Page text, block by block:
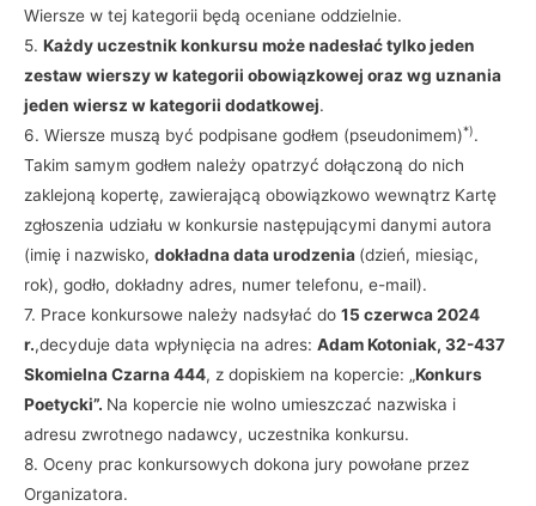
Wiersze w tej kategorii będą oceniane oddzielnie.
5. Każdy uczestnik konkursu może nadesłać tylko jeden
zestaw wierszy w kategorii obowiązkowej oraz wg uznania
jeden wiersz w kategorii dodatkowej.
6. Wiersze muszą być podpisane godłem (pseudonimem)*).
Takim samym godłem należy opatrzyć dołączoną do nich
zaklejoną kopertę, zawierającą obowiązkowo wewnątrz Kartę
zgłoszenia udziału w konkursie następującymi danymi autora
(imię i nazwisko, dokładna data urodzenia (dzień, miesiąc,
rok), godło, dokładny adres, numer telefonu, e-mail).
7. Prace konkursowe należy nadsyłać do 15 czerwca 2024
r.,decyduje data wpłynięcia na adres: Adam Kotoniak, 32-437
Skomielna Czarna 444, z dopiskiem na kopercie: „Konkurs
Poetycki”. Na kopercie nie wolno umieszczać nazwiska i
adresu zwrotnego nadawcy, uczestnika konkursu.
8. Oceny prac konkursowych dokona jury powołane przez
Organizatora.